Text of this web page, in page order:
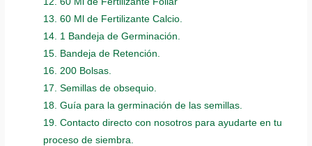
13. 60 Ml de Fertilizante Calcio.
14. 1 Bandeja de Germinación.
15. Bandeja de Retención.
16. 200 Bolsas.
17. Semillas de obsequio.
18. Guía para la germinación de las semillas.
19. Contacto directo con nosotros para ayudarte en tu
proceso de siembra.